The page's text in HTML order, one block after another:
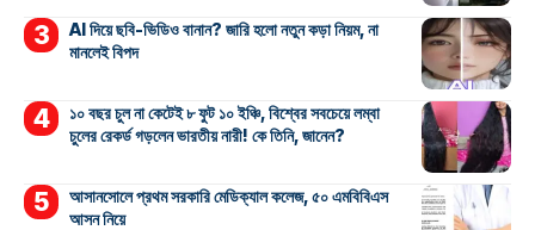
AI দিয়ে ছবি-ভিডিও বানান? জারি হলো নতুন কড়া নিয়ম, না
মানলেই বিপদ
১০ বছর চুল না কেটেই ৮ ফুট ১০ ইঞ্চি, বিশ্বের সবচেয়ে লম্বা
চুলের রেকর্ড গড়লেন ভারতীয় নারী! কে তিনি, জানেন?
আসানসোলে প্রথম সরকারি মেডিক্যাল কলেজ, ৫০ এমবিবিএস
আসন নিয়ে